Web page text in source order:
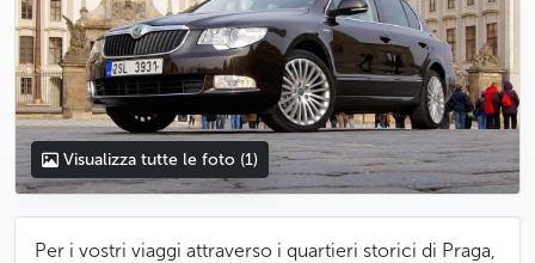
Visualizza tutte le foto (1)
Per i vostri viaggi attraverso i quartieri storici di Praga,